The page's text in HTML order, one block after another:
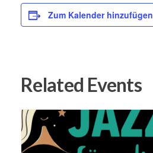
Zum Kalender hinzufügen
Related Events